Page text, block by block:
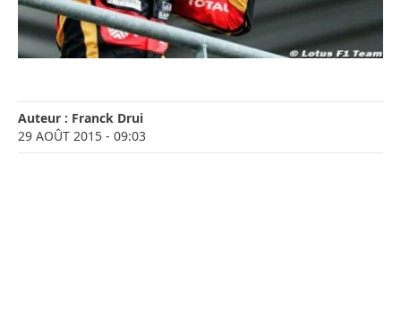
Auteur : Franck Drui
29 AOÛT 2015 - 09:03